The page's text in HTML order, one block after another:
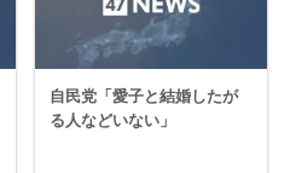
自民党「愛子と結婚したが
る人などいない」